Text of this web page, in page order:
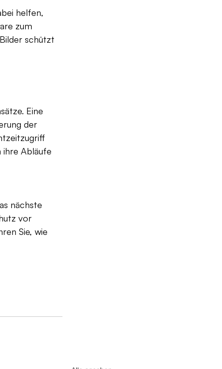
helfen,
zum
schützt
Eine
der
ihre Abläufe
nächste
vor
Sie, wie